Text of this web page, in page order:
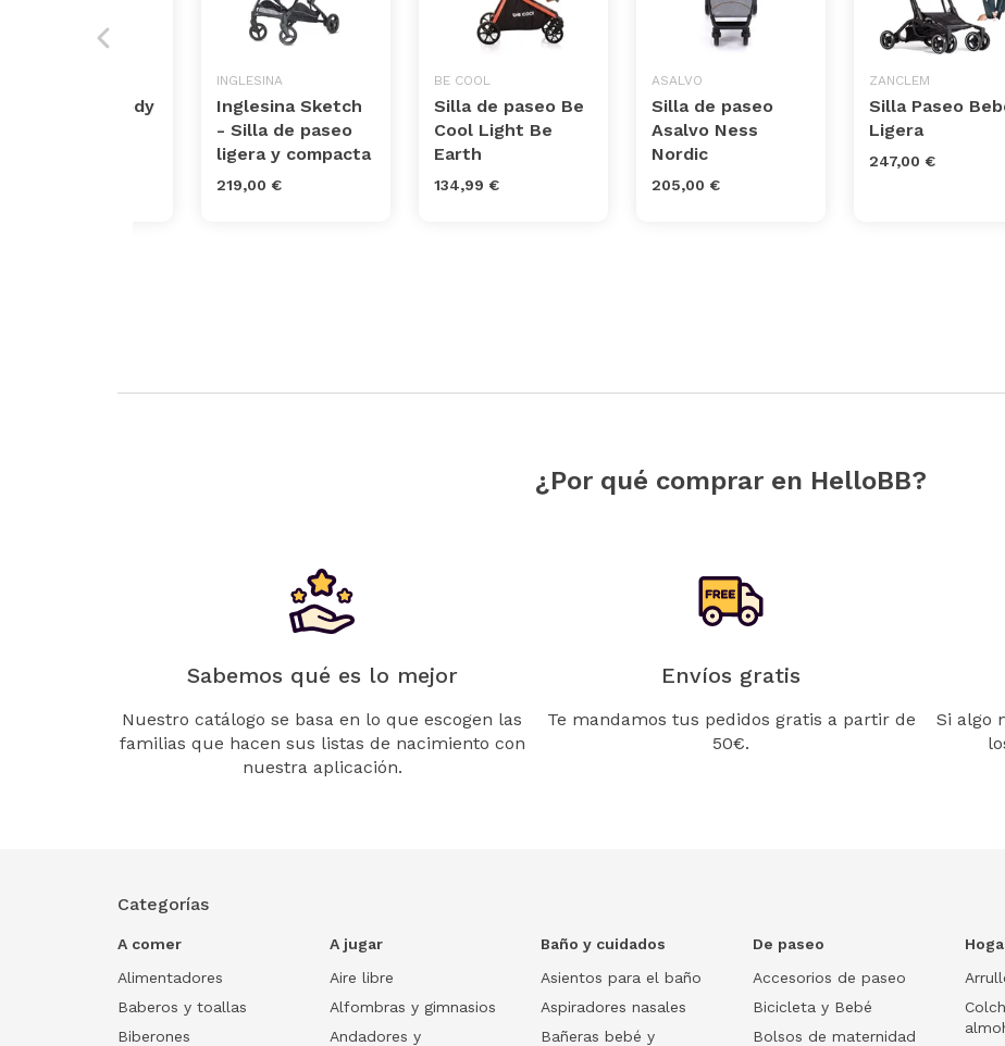
Paseo Goody
INGLESINA
Inglesina Sketch
- Silla de paseo
ligera y compacta
219,00 €
BE COOL
Silla de paseo Be
Cool Light Be
Earth
134,99 €
ASALVO
Silla de paseo
Asalvo Ness
Nordic
205,00 €
ZANCLEM
Silla Paseo
Ligera
247,00 €
¿Por qué comprar en HelloBB?
Sabemos qué es lo mejor
Nuestro catálogo se basa en lo que escogen las
familias que hacen sus listas de nacimiento con
nuestra aplicación.
Envíos gratis
Te mandamos tus pedidos gratis a partir de
50€.
Si algo
Categorías
A comer
Alimentadores
Baberos y toallas
Biberones
A jugar
Aire libre
Alfombras y gimnasios
Andadores y
Baño y cuidados
Asientos para el baño
Aspiradores nasales
Bañeras bebé y
De paseo
Accesorios de paseo
Bicicleta y Bebé
Bolsos de maternidad